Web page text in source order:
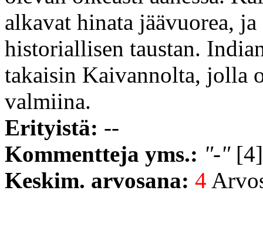
alkavat hinata jäävuorea,
historiallisen taustan.
takaisin Kaivannolta, jolla
valmiina.
Erityistä: --
Kommentteja yms.: "-"
Keskim. arvosana: 4